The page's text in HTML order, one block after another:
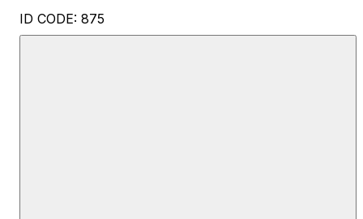
ID CODE: 875